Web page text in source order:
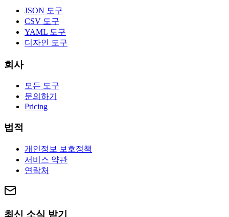
JSON 도구
CSV 도구
YAML 도구
디자인 도구
회사
모든 도구
문의하기
Pricing
법적
개인정보 보호정책
서비스 약관
연락처
최신 소식 받기